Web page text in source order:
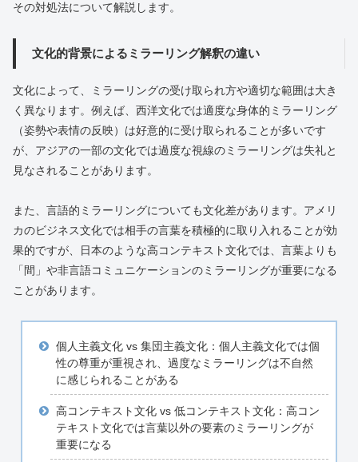
その対処法について解説します。
文化的背景によるミラーリング解釈の違い
文化によって、ミラーリングの受け取られ方や適切な範囲は大き
く異なります。例えば、西洋文化では適度な身体的ミラーリング
（姿勢や表情の反映）は好意的に受け取られることが多いです
が、アジアの一部の文化では過度な視線のミラーリングは失礼と
見なされることがあります。
また、言語的ミラーリングについても文化差があります。アメリ
カのビジネス文化では相手の言葉を積極的に取り入れることが効
果的ですが、日本のような高コンテキスト文化では、言葉よりも
「間」や非言語コミュニケーションのミラーリングが重要になる
ことがあります。
個人主義文化 vs 集団主義文化：個人主義文化では個
性の尊重が重視され、過度なミラーリングは不自然
に感じられることがある
高コンテキスト文化 vs 低コンテキスト文化：高コン
テキスト文化では言葉以外の要素のミラーリングが
重要になる